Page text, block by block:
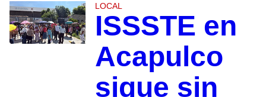
LOCAL
ISSSTE en
Acapulco
sigue sin